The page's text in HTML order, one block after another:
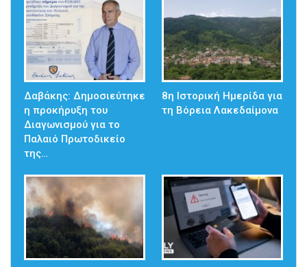
Δαβάκης: Δημοσιεύτηκε
η προκήρυξη του
Διαγωνισμού για το
Παλαιό Πρωτοδικείο
της…
8η Ιστορική Ημερίδα για
τη Βόρεια Λακεδαίμονα